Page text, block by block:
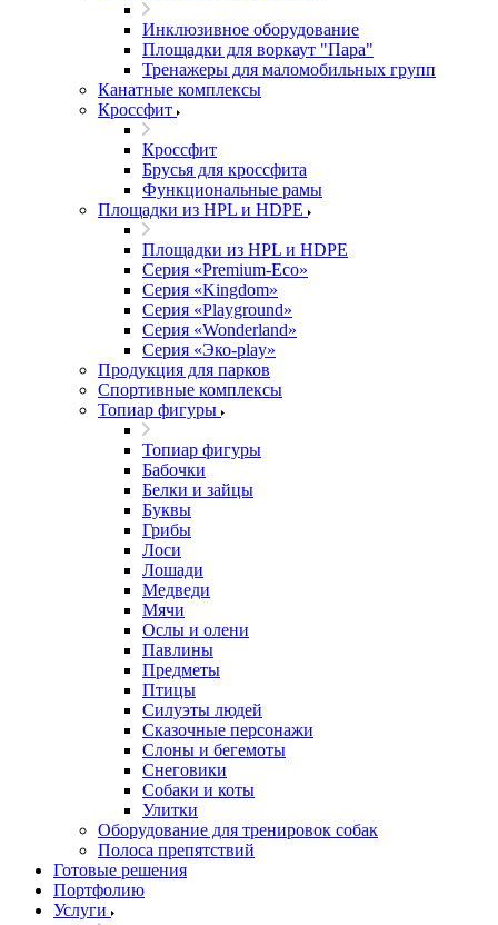
Инклюзивное оборудование
Площадки для воркаут "Пара"
Тренажеры для маломобильных групп
Канатные комплексы
Кроссфит
Кроссфит
Брусья для кроссфита
Функциональные рамы
Площадки из HPL и HDPE
Площадки из HPL и HDPE
Серия «Premium-Eco»
Серия «Kingdom»
Серия «Playground»
Серия «Wonderland»
Серия «Эко-play»
Продукция для парков
Спортивные комплексы
Топиар фигуры
Топиар фигуры
Бабочки
Белки и зайцы
Буквы
Грибы
Лоси
Лошади
Медведи
Мячи
Ослы и олени
Павлины
Предметы
Птицы
Силуэты людей
Сказочные персонажи
Слоны и бегемоты
Снеговики
Собаки и коты
Улитки
Оборудование для тренировок собак
Полоса препятствий
Готовые решения
Портфолию
Услуги